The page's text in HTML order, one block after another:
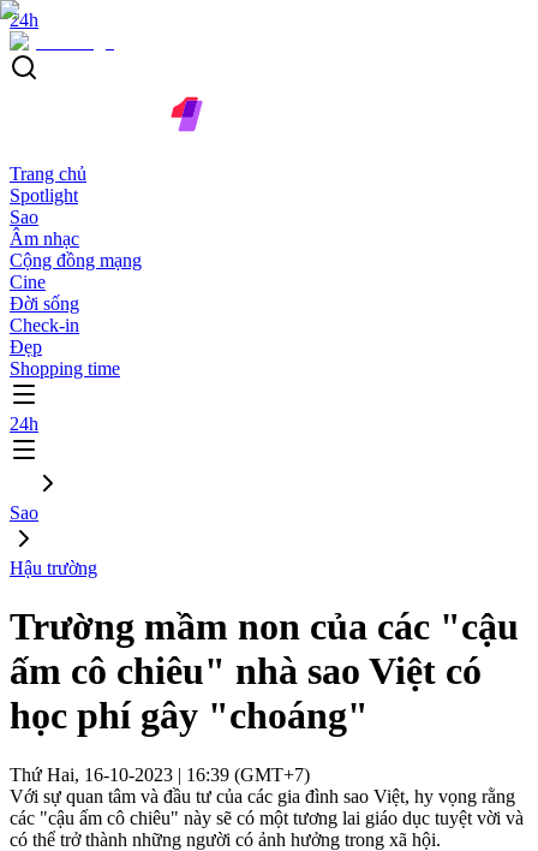
24h
Trang chủ
Spotlight
Sao
Âm nhạc
Cộng đồng mạng
Cine
Đời sống
Check-in
Đẹp
Shopping time
24h
Sao
Hậu trường
Trường mầm non của các "cậu
ấm cô chiêu" nhà sao Việt có
học phí gây "choáng"
Thứ Hai, 16-10-2023 | 16:39 (GMT+7)
Với sự quan tâm và đầu tư của các gia đình sao Việt, hy vọng rằng
các "cậu ấm cô chiêu" này sẽ có một tương lai giáo dục tuyệt vời và
có thể trở thành những người có ảnh hưởng trong xã hội.